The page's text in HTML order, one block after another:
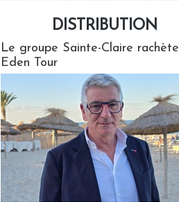
DISTRIBUTION
Le groupe Sainte-Claire rachète
Eden Tour